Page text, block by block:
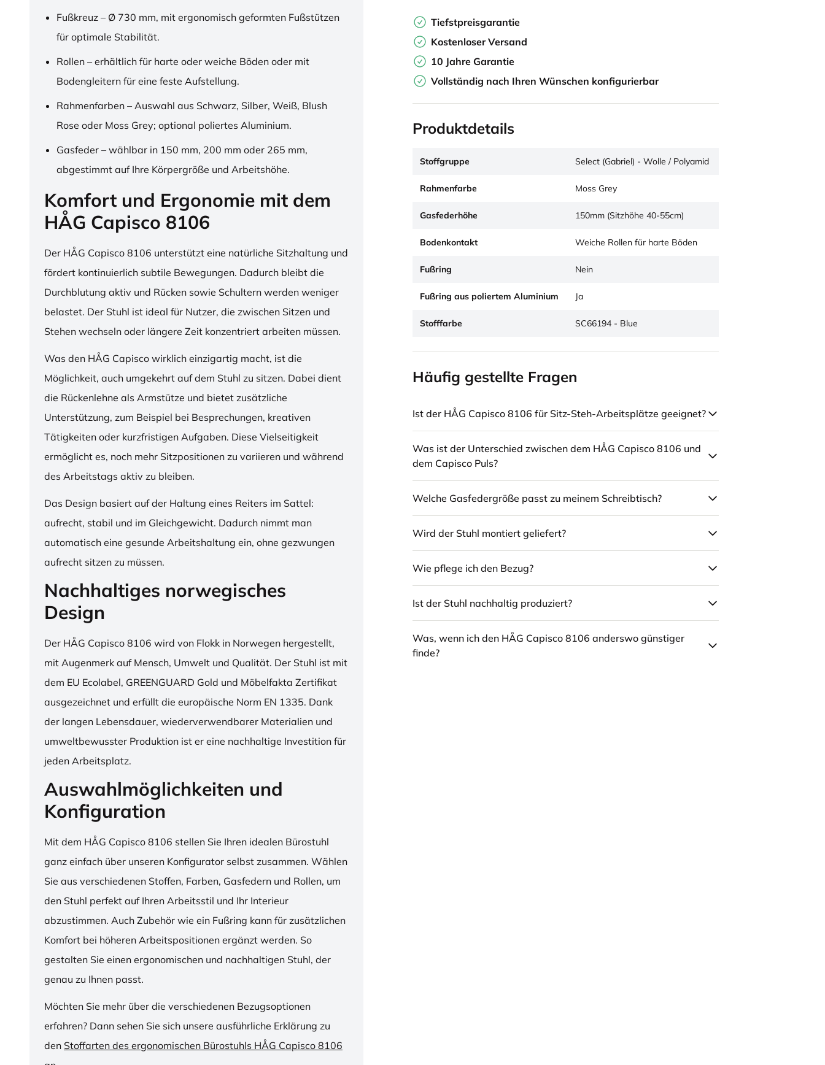
Fußkreuz – Ø 730 mm, mit ergonomisch geformten Fußstützen
für optimale Stabilität.
Rollen – erhältlich für harte oder weiche Böden oder mit
Bodengleitern für eine feste Aufstellung.
Rahmenfarben – Auswahl aus Schwarz, Silber, Weiß, Blush
Rose oder Moss Grey; optional poliertes Aluminium.
Gasfeder – wählbar in 150 mm, 200 mm oder 265 mm,
abgestimmt auf Ihre Körpergröße und Arbeitshöhe.
Komfort und Ergonomie mit dem
HÅG Capisco 8106
Der HÅG Capisco 8106 unterstützt eine natürliche Sitzhaltung und
fördert kontinuierlich subtile Bewegungen. Dadurch bleibt die
Durchblutung aktiv und Rücken sowie Schultern werden weniger
belastet. Der Stuhl ist ideal für Nutzer, die zwischen Sitzen und
Stehen wechseln oder längere Zeit konzentriert arbeiten müssen.
Was den HÅG Capisco wirklich einzigartig macht, ist die
Möglichkeit, auch umgekehrt auf dem Stuhl zu sitzen. Dabei dient
die Rückenlehne als Armstütze und bietet zusätzliche
Unterstützung, zum Beispiel bei Besprechungen, kreativen
Tätigkeiten oder kurzfristigen Aufgaben. Diese Vielseitigkeit
ermöglicht es, noch mehr Sitzpositionen zu variieren und während
des Arbeitstags aktiv zu bleiben.
Das Design basiert auf der Haltung eines Reiters im Sattel:
aufrecht, stabil und im Gleichgewicht. Dadurch nimmt man
automatisch eine gesunde Arbeitshaltung ein, ohne gezwungen
aufrecht sitzen zu müssen.
Nachhaltiges norwegisches
Design
Der HÅG Capisco 8106 wird von Flokk in Norwegen hergestellt,
mit Augenmerk auf Mensch, Umwelt und Qualität. Der Stuhl ist mit
dem EU Ecolabel, GREENGUARD Gold und Möbelfakta Zertifikat
ausgezeichnet und erfüllt die europäische Norm EN 1335. Dank
der langen Lebensdauer, wiederverwendbarer Materialien und
umweltbewusster Produktion ist er eine nachhaltige Investition für
jeden Arbeitsplatz.
Auswahlmöglichkeiten und
Konfiguration
Mit dem HÅG Capisco 8106 stellen Sie Ihren idealen Bürostuhl
ganz einfach über unseren Konfigurator selbst zusammen. Wählen
Sie aus verschiedenen Stoffen, Farben, Gasfedern und Rollen, um
den Stuhl perfekt auf Ihren Arbeitsstil und Ihr Interieur
abzustimmen. Auch Zubehör wie ein Fußring kann für zusätzlichen
Komfort bei höheren Arbeitspositionen ergänzt werden. So
gestalten Sie einen ergonomischen und nachhaltigen Stuhl, der
genau zu Ihnen passt.
Möchten Sie mehr über die verschiedenen Bezugsoptionen
erfahren? Dann sehen Sie sich unsere ausführliche Erklärung zu
den Stoffarten des ergonomischen Bürostuhls HÅG Capisco 8106
Tiefstpreisgarantie
Kostenloser Versand
10 Jahre Garantie
Vollständig nach Ihren Wünschen konfigurierbar
Produktdetails
Stoffgruppe Select (Gabriel) - Wolle / Polyamid
Rahmenfarbe Moss Grey
Gasfederhöhe 150mm (Sitzhöhe 40-55cm)
Bodenkontakt Weiche Rollen für harte Böden
Fußring Nein
Fußring aus poliertem Aluminium Ja
Stofffarbe SC66194 - Blue
Häufig gestellte Fragen
Ist der HÅG Capisco 8106 für Sitz-Steh-Arbeitsplätze geeignet?
Was ist der Unterschied zwischen dem HÅG Capisco 8106 und
dem Capisco Puls?
Welche Gasfedergröße passt zu meinem Schreibtisch?
Wird der Stuhl montiert geliefert?
Wie pflege ich den Bezug?
Ist der Stuhl nachhaltig produziert?
Was, wenn ich den HÅG Capisco 8106 anderswo günstiger
finde?